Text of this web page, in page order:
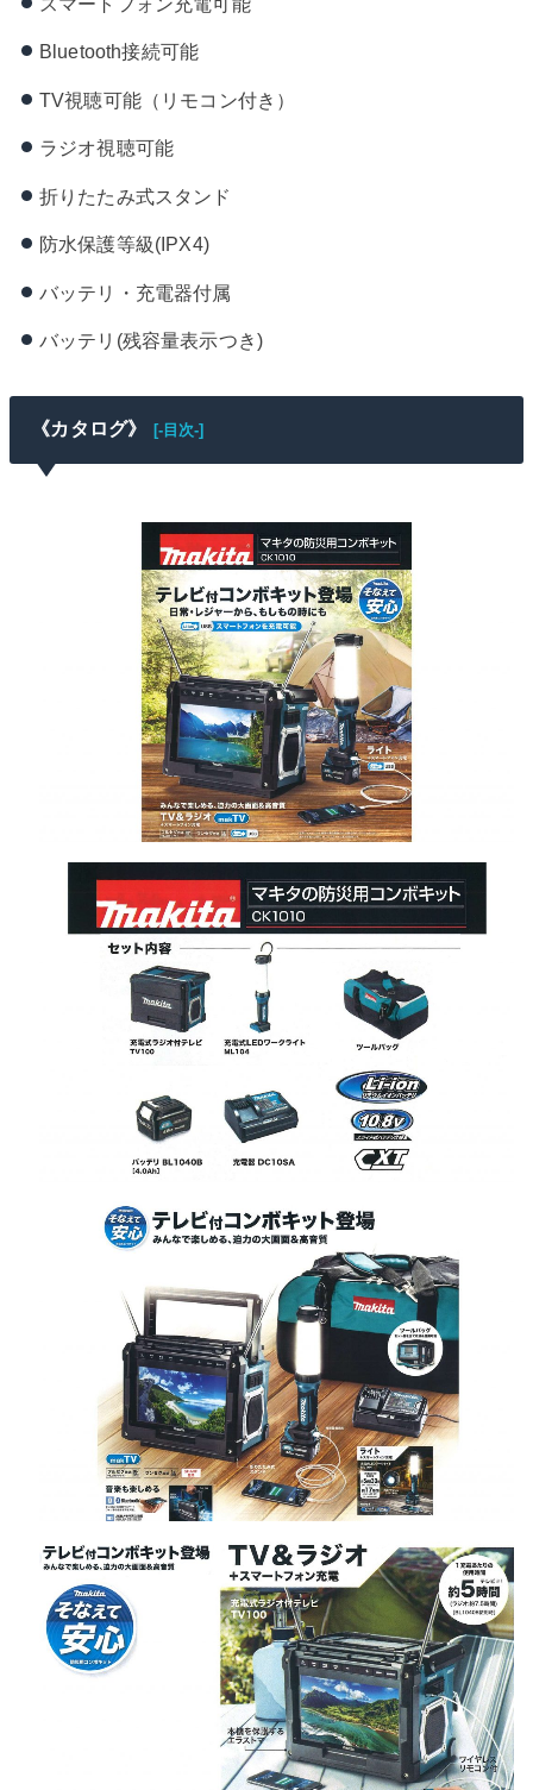
Bluetooth接続可能
TV視聴可能（リモコン付き）
ラジオ視聴可能
折りたたみ式スタンド
防水保護等級(IPX4)
バッテリ・充電器付属
バッテリ(残容量表示つき)
《カタログ》 [-目次-]